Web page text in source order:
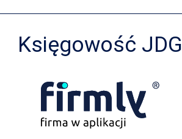
Księgowość JDG